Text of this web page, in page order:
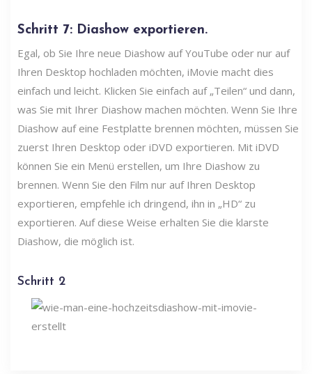
Schritt 7: Diashow exportieren.
Egal, ob Sie Ihre neue Diashow auf YouTube oder nur auf
Ihren Desktop hochladen möchten, iMovie macht dies
einfach und leicht. Klicken Sie einfach auf „Teilen“ und dann,
was Sie mit Ihrer Diashow machen möchten. Wenn Sie Ihre
Diashow auf eine Festplatte brennen möchten, müssen Sie
zuerst Ihren Desktop oder iDVD exportieren. Mit iDVD
können Sie ein Menü erstellen, um Ihre Diashow zu
brennen. Wenn Sie den Film nur auf Ihren Desktop
exportieren, empfehle ich dringend, ihn in „HD“ zu
exportieren. Auf diese Weise erhalten Sie die klarste
Diashow, die möglich ist.
Schritt 2